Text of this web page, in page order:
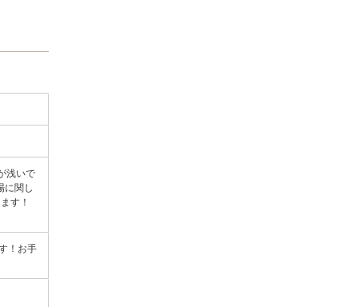
浅いで
に関し
す！
！お手